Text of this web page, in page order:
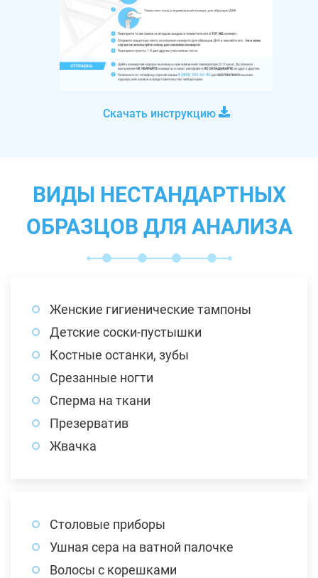
Скачать инструкцию
ВИДЫ НЕСТАНДАРТНЫХ
ОБРАЗЦОВ ДЛЯ АНАЛИЗА
Женские гигиенические тампоны
Детские соски-пустышки
Костные останки, зубы
Срезанные ногти
Сперма на ткани
Презерватив
Жвачка
Столовые приборы
Ушная сера на ватной палочке
Волосы с корешками